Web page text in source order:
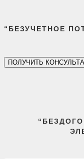
“БЕЗУЧЕТНОЕ
ПОЛУЧИТЬ